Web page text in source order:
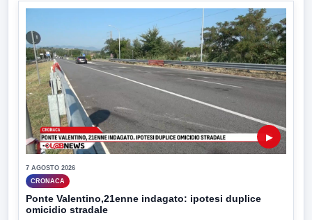
▶
7 AGOSTO 2026
CRONACA
Ponte Valentino,21enne indagato: ipotesi duplice
omicidio stradale